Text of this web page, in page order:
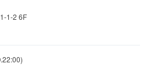
1-2 6F